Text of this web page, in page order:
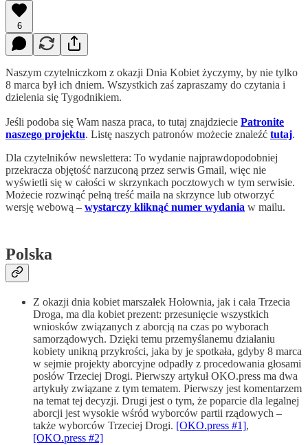
6
Naszym czytelniczkom z okazji Dnia Kobiet życzymy, by nie tylko
8 marca był ich dniem. Wszystkich zaś zapraszamy do czytania i
dzielenia się Tygodnikiem.
Jeśli podoba się Wam nasza praca, to tutaj znajdziecie Patronite
naszego projektu. Listę naszych patronów możecie znaleźć tutaj.
Dla czytelników newslettera: To wydanie najprawdopodobniej
przekracza objętość narzuconą przez serwis Gmail, więc nie
wyświetli się w całości w skrzynkach pocztowych w tym serwisie.
Możecie rozwinąć pełną treść maila na skrzynce lub otworzyć
wersję webową – wystarczy kliknąć numer wydania w mailu.
Polska
Z okazji dnia kobiet marszałek Hołownia, jak i cała Trzecia
Droga, ma dla kobiet prezent: przesunięcie wszystkich
wniosków związanych z aborcją na czas po wyborach
samorządowych. Dzięki temu przemyślanemu działaniu
kobiety unikną przykrości, jaka by je spotkała, gdyby 8 marca
w sejmie projekty aborcyjne odpadły z procedowania głosami
posłów Trzeciej Drogi. Pierwszy artykuł OKO.press ma dwa
artykuły związane z tym tematem. Pierwszy jest komentarzem
na temat tej decyzji. Drugi jest o tym, że poparcie dla legalnej
aborcji jest wysokie wśród wyborców partii rządowych –
także wyborców Trzeciej Drogi. [OKO.press #1],
[OKO.press #2]